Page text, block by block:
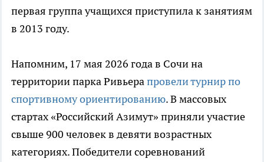
первая группа учащихся приступила к занятиям
в 2013 году.
Напомним, 17 мая 2026 года в Сочи на
территории парка Ривьерапровели турнир по
спортивному ориентированию. В массовых
стартах «Российский Азимут» приняли участие
свыше 900 человек в девяти возрастных
категориях. Победители соревнований